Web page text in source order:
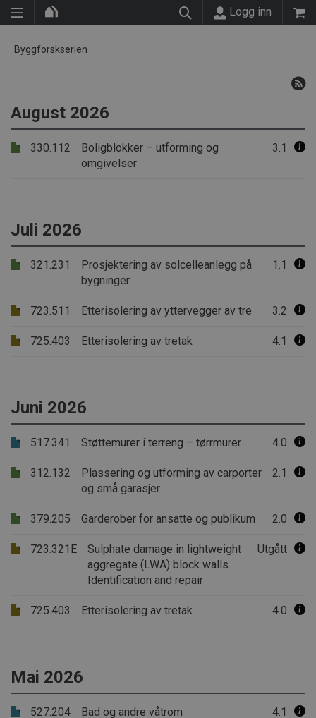
Logg inn
Byggforskserien
August 2026
330.112
Boligblokker – utforming og
omgivelser
3.1
Juli 2026
321.231
Prosjektering av solcelleanlegg på
bygninger
1.1
723.511 Etterisolering av yttervegger av tre 3.2
725.403 Etterisolering av tretak 4.1
Juni 2026
517.341 Støttemurer i terreng – tørrmurer 4.0
312.132
Plassering og utforming av carporter
og små garasjer
2.1
379.205 Garderober for ansatte og publikum 2.0
723.321E
Sulphate damage in lightweight
aggregate (LWA) block walls.
Identification and repair
Utgått
725.403 Etterisolering av tretak 4.0
Mai 2026
527.204 Bad og andre våtrom 4.1